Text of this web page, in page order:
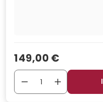
Verkaufspreis
149,00 €